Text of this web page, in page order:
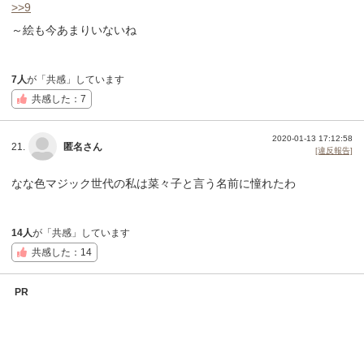
>>9
～絵も今あまりいないね
7人が「共感」しています
共感した：7
21. 匿名さん
2020-01-13 17:12:58
[違反報告]
なな色マジック世代の私は菜々子と言う名前に憧れたわ
14人が「共感」しています
共感した：14
PR